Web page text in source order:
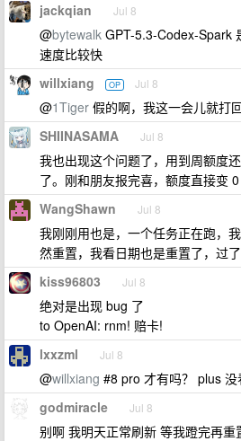
jackqian Jul 8
@bytewalk GPT-5.3-Codex-Spark
速度比较快
willxiang OP Jul 8
@1Tiger 假的啊，我这一会儿就打
SHIINASAMA Jul 8
我也出现这个问题了，用到周额度
了。刚和朋友报完喜，额度直接变
WangShawn Jul 8
我刚刚用也是，一个任务正在跑，
然重置，我看日期也是重置了，过
kiss96803 Jul 8
绝对是出现 bug 了
to OpenAI: rnm! 赔卡!
lxxzml Jul 8
@willxiang #8 pro 才有吗？ plus 没
godmiracle Jul 8
别啊 我明天正常刷新 等我蹬完再重